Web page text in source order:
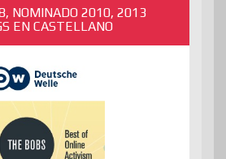
NOMINADO 2010, 2013
EN CASTELLANO